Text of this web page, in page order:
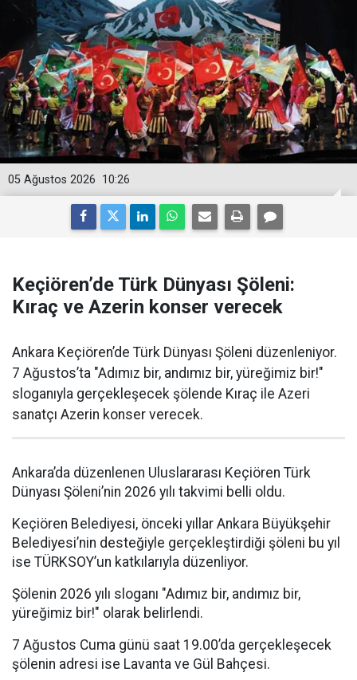
10:26
05 Ağustos 2026
Keçiören’de Türk Dünyası Şöleni:
Kıraç ve Azerin konser verecek
Ankara Keçiören’de Türk Dünyası Şöleni düzenleniyor.
7 Ağustos’ta "Adımız bir, andımız bir, yüreğimiz bir!"
sloganıyla gerçekleşecek şölende Kıraç ile Azeri
sanatçı Azerin konser verecek.
Ankara’da düzenlenen Uluslararası Keçiören Türk
Dünyası Şöleni’nin 2026 yılı takvimi belli oldu.
Keçiören Belediyesi, önceki yıllar Ankara Büyükşehir
Belediyesi’nin desteğiyle gerçekleştirdiği şöleni bu yıl
ise TÜRKSOY’un katkılarıyla düzenliyor.
Şölenin 2026 yılı sloganı "Adımız bir, andımız bir,
yüreğimiz bir!" olarak belirlendi.
7 Ağustos Cuma günü saat 19.00’da gerçekleşecek
şölenin adresi ise Lavanta ve Gül Bahçesi.